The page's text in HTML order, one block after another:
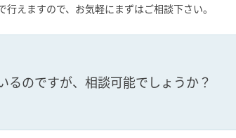
えますので、お気軽にまずはご相談下さい。
るのですが、相談可能でしょうか？